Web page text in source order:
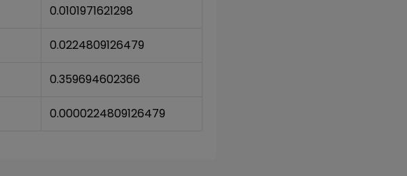
0.0101971621298
0.0224809126479
0.359694602366
0.0000224809126479